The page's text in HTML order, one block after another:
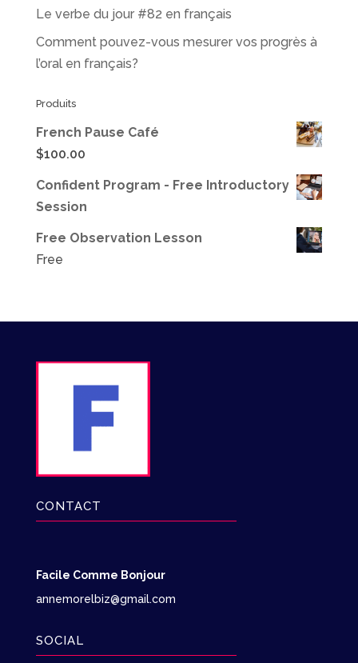
Le verbe du jour #82 en français
Comment pouvez-vous mesurer vos progrès à
l’oral en français?
Produits
French Pause Café
$100.00
Confident Program - Free Introductory
Session
Free Observation Lesson
Free
CONTACT
Facile Comme Bonjour
annemorelbiz@gmail.com
SOCIAL